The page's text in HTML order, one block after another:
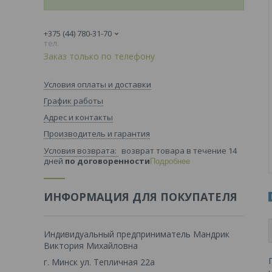
+375 (44) 780-31-70
тел.
Заказ только по телефону
Условия оплаты и доставки
График работы
Адрес и контакты
Производитель и гарантия
возврат товара в течение 14
дней по договоренности Подробнее
ИНФОРМАЦИЯ ДЛЯ ПОКУПАТЕЛЯ
Индивидуальный предприниматель Мандрик
Виктория Михайловна
г. Минск ул. Тепличная 22а